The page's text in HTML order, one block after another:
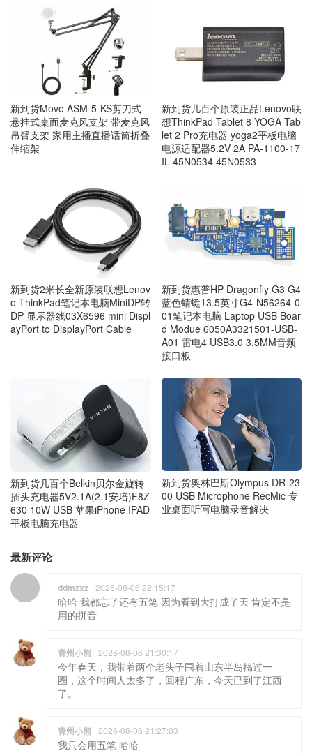
新到货Movo ASM-5-KS剪刀式
悬挂式桌面麦克风支架 带麦克风
吊臂支架 家用主播直播话筒折叠
伸缩架
新到货几百个原装正品Lenovo联
想ThinkPad Tablet 8 YOGA Tab
let 2 Pro充电器 yoga2平板电脑
电源适配器5.2V 2A PA-1100-17
IL 45N0534 45N0533
新到货2米长全新原装联想Lenov
o ThinkPad笔记本电脑MiniDP转
DP 显示器线03X6596 mini Displ
ayPort to DisplayPort Cable
新到货惠普HP Dragonfly G3 G4
蓝色蜻蜓13.5英寸G4-N56264-0
01笔记本电脑 Laptop USB Boar
d Modue 6050A3321501-USB-
A01 雷电4 USB3.0 3.5MM音频
接口板
新到货几百个Belkin贝尔金旋转
插头充电器5V2.1A(2.1安培)F8Z
630 10W USB 苹果iPhone IPAD
平板电脑充电器
新到货奥林巴斯Olympus DR-23
00 USB Microphone RecMic 专
业桌面听写电脑录音解决
最新评论
ddmzxz 2026-08-06 22:15:17
哈哈 我都忘了还有五笔 因为看到大打成了天 肯定不是
用的拼音
青州小熊 2026-08-06 21:30:17
今年春天，我带着两个老头子围着山东半岛搞过一
圈，这个时间人太多了，回程广东，今天已到了江西
了。
青州小熊 2026-08-06 21:27:03
我只会用五笔 哈哈